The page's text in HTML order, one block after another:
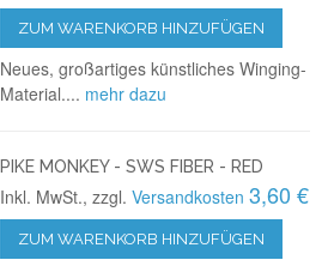
ZUM WARENKORB HINZUFÜGEN
Neues, großartiges künstliches Winging-
Material.... mehr dazu
PIKE MONKEY - SWS FIBER - RED
Inkl. MwSt., zzgl.Versandkosten 3,60 €
ZUM WARENKORB HINZUFÜGEN